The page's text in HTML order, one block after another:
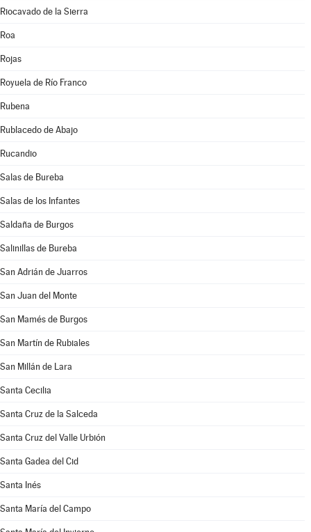
Riocavado de la Sierra
Roa
Rojas
Royuela de Río Franco
Rubena
Rublacedo de Abajo
Rucandio
Salas de Bureba
Salas de los Infantes
Saldaña de Burgos
Salinillas de Bureba
San Adrián de Juarros
San Juan del Monte
San Mamés de Burgos
San Martín de Rubiales
San Millán de Lara
Santa Cecilia
Santa Cruz de la Salceda
Santa Cruz del Valle Urbión
Santa Gadea del Cid
Santa Inés
Santa María del Campo